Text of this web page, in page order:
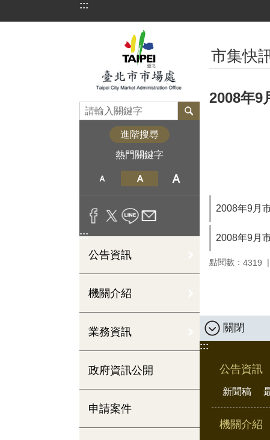
跳到主要內容區塊
:::
進階搜尋
熱門關鍵字
:::
公告資訊
機關介紹
業務資訊
政府資訊公開
申請案件
市集快
2008年9
2008年9月
2008年9月
點閱數： 4319
關閉
:::
公告資訊
新聞稿
機關介紹